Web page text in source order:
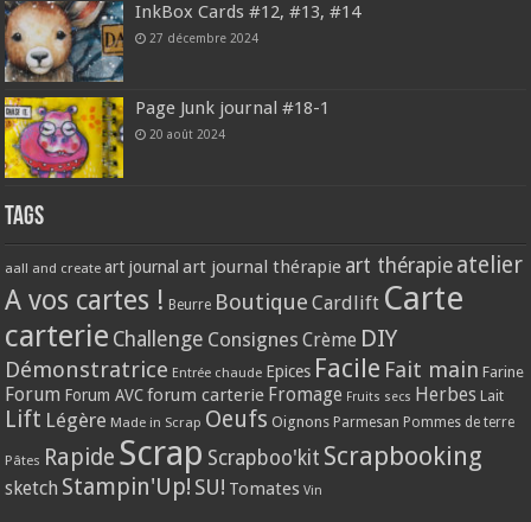
InkBox Cards #12, #13, #14
27 décembre 2024
Page Junk journal #18-1
20 août 2024
Tags
aall and create art journal art journal thérapie art thérapie atelier
A vos cartes ! Beurre Boutique Cardlift Carte
carterie Challenge Consignes Crème DIY
Démonstratrice Entrée chaude Epices Facile Fait main Farine
Forum Forum AVC forum carterie Fromage Fruits secs Herbes Lait
Lift Légère Made in Scrap Oeufs Oignons Parmesan Pommes de terre
Pâtes Rapide Scrap Scrapboo'kit Scrapbooking
sketch Stampin'Up! SU! Tomates Vin